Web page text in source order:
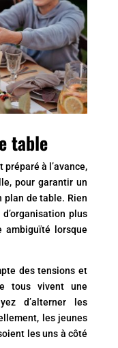
table
à l’avance,
pour garantir un
plan de table. Rien
plus
ambiguïté lorsque
des tensions et
tous vivent une
d’alterner les
les jeunes
les uns à côté